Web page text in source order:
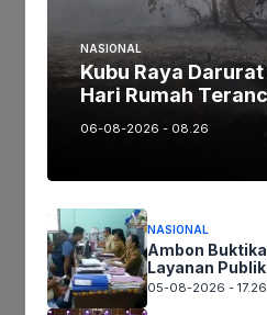
Jika keberatan atau
Artikel maupun foto
Terima Kasih
Ikuti kami :
NASIONAL
Kubu Raya
Hari Rumah
06-08-2026 - 08.26
NASIONAL
Ambon
Layanan
05-08-2026 - 17.26